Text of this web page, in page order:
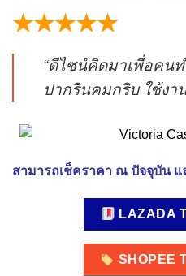
★★★★★
“ดีไซน์คิดมาเพื่อคน
ปากรินคมกริบ ใช้งา
สามารถเช็คราคา ณ ปัจจุบัน แ
LAZADA
SHOPEE